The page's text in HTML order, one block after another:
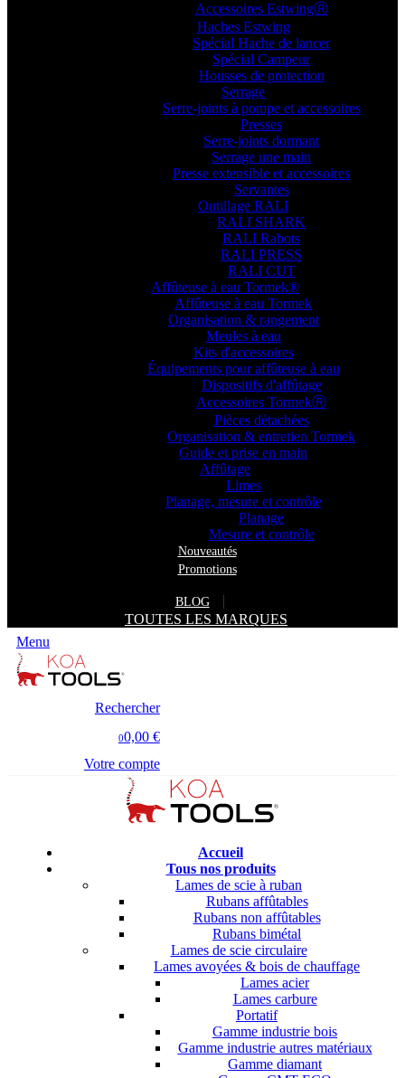
Accessoires EstwingⓇ
Haches Estwing
Spécial Hache de lancer
Spécial Campeur
Housses de protection
Serrage
Serre-joints à pompe et accessoires
Presses
Serre-joints dormant
Serrage une main
Presse extensible et accessoires
Servantes
Outillage RALI
RALI SHARK
RALI Rabots
RALI PRESS
RALI CUT
Affûteuse à eau Tormek®
Affûteuse à eau Tormek
Organisation & rangement
Meules à eau
Kits d'accessoires
Équipements pour affûteuse à eau
Dispositifs d'affûtage
Accessoires TormekⓇ
Pièces détachées
Organisation & entretien Tormek
Guide et prise en main
Affûtage
Limes
Planage, mesure et contrôle
Planage
Mesure et contrôle
Nouveautés
Promotions
BLOG
TOUTES LES MARQUES
Menu
Rechercher
00,00 €
Votre compte
Accueil
Tous nos produits
Lames de scie à ruban
Rubans affûtables
Rubans non affûtables
Rubans bimétal
Lames de scie circulaire
Lames avoyées & bois de chauffage
Lames acier
Lames carbure
Portatif
Gamme industrie bois
Gamme industrie autres matériaux
Gamme diamant